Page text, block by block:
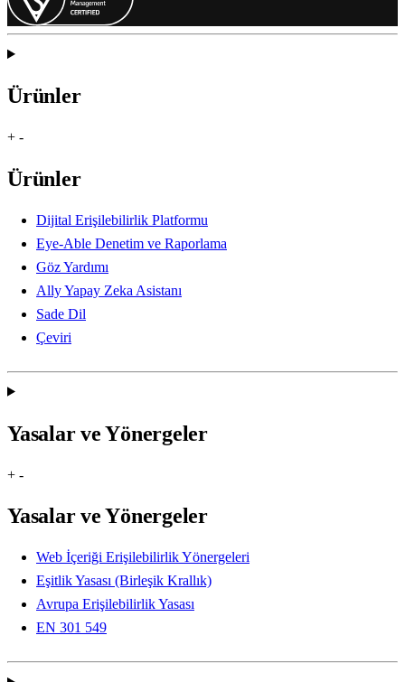
Ürünler
+ -
Ürünler
Dijital Erişilebilirlik Platformu
Eye-Able Denetim ve Raporlama
Göz Yardımı
Ally Yapay Zeka Asistanı
Sade Dil
Çeviri
Yasalar ve Yönergeler
+ -
Yasalar ve Yönergeler
Web İçeriği Erişilebilirlik Yönergeleri
Eşitlik Yasası (Birleşik Krallık)
Avrupa Erişilebilirlik Yasası
EN 301 549